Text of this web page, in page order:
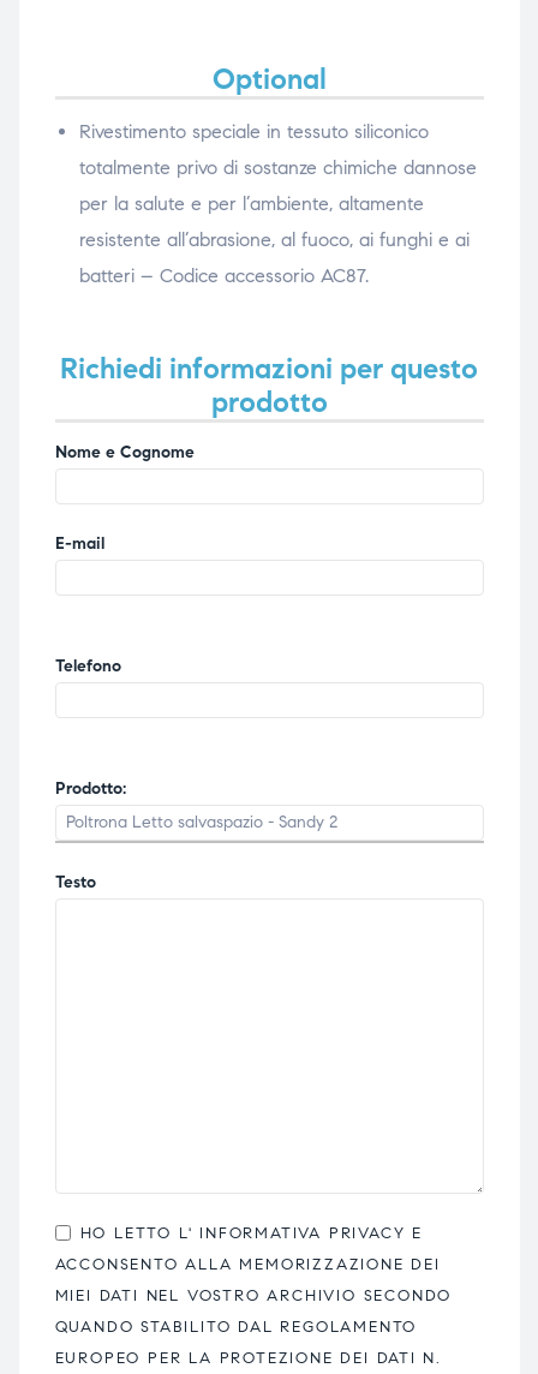
Optional
Rivestimento speciale in tessuto siliconico
totalmente privo di sostanze chimiche dannose
per la salute e per l’ambiente, altamente
resistente all’abrasione, al fuoco, ai funghi e ai
batteri – Codice accessorio AC87.
Richiedi informazioni per questo
prodotto
Nome e Cognome
E-mail
Telefono
Prodotto:
Testo
HO LETTO L' INFORMATIVA PRIVACY E
ACCONSENTO ALLA MEMORIZZAZIONE DEI
MIEI DATI NEL VOSTRO ARCHIVIO SECONDO
QUANDO STABILITO DAL REGOLAMENTO
EUROPEO PER LA PROTEZIONE DEI DATI N.